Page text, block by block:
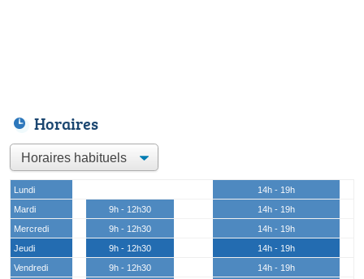
Horaires
Lundi
14h - 19h
Mardi
9h - 12h30
14h - 19h
Mercredi
9h - 12h30
14h - 19h
Jeudi
9h - 12h30
14h - 19h
Vendredi
9h - 12h30
14h - 19h